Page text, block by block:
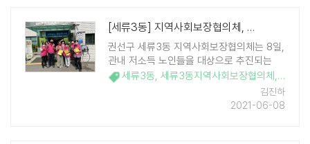
[세류3동] 지역사회보장협의체, 삼성전자 저소득 노인 냉장고 지원사업에 힘..
권선구 세류3동 지역사회보장협의체는 8일,
관내 저소득 노인들을 대상으로 추진되는
'삼성전자 저소득 어르신 냉장고 지원 사
업'을 위해 세류3동 행정복지센터에 모였다.
이번 사업은 저소득 노인들이 무더운 여름에
세류3동, 세류3동지역사회보장협의체 , 지역
김진하
2021-06-08